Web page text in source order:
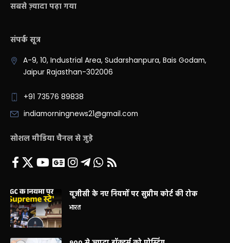
सबसे ज़्यादा पढ़ा गया
संपर्क सूत्र
A-9, 10, Industrial Area, Sudarshanpura, Bais Godam,
Jaipur Rajasthan-302006
+91 73576 89838
indiamorningnews21@gmail.com
सोशल मीडिया चैनल से जुड़े
यूजीसी के नए नियमों पर सुप्रीम कोर्ट की रोक
भारत